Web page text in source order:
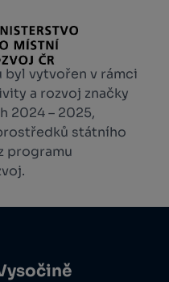
vytvořen v rámci
a rozvoj značky
2024 – 2025,
státního
programu